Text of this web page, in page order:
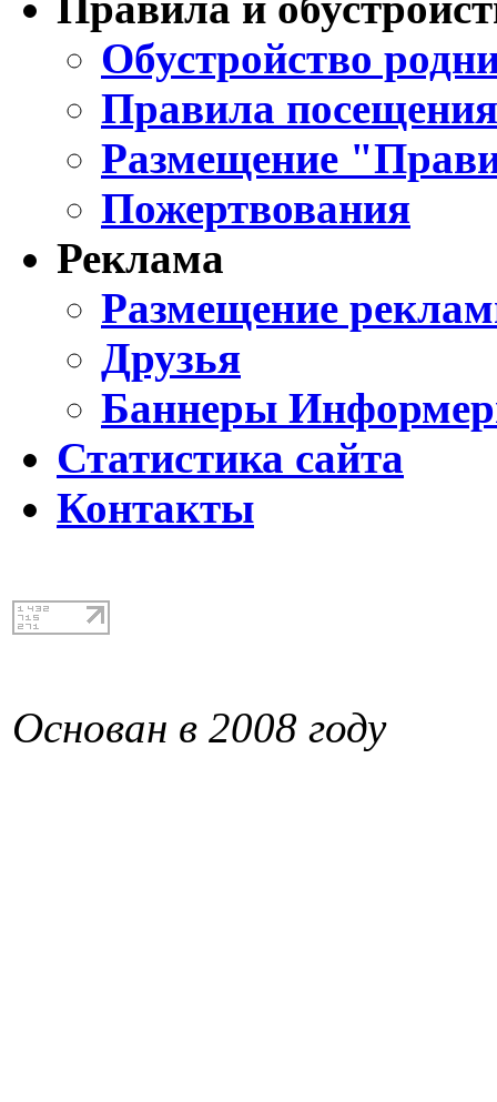
Обустройство
Правила
Размещение
Пожертвования
Реклама
Размещение
Друзья
Баннеры
Статистика сайта
Контакты
Основан в 2008 году